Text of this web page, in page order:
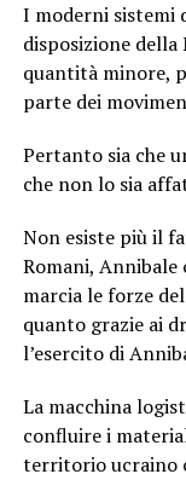
I moderni sistemi
disposizione della
quantità minore,
parte dei
Pertanto sia che
che non lo sia
Non esiste più il
Romani,
marcia le forze
quanto grazie ai
l’esercito di
La macchina
confluire i
territorio ucraino